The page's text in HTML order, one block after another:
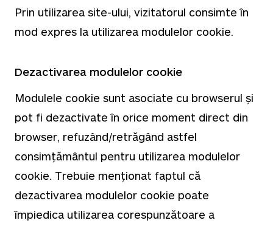
Prin utilizarea site-ului, vizitatorul consimte în
mod expres la utilizarea modulelor cookie.
Dezactivarea modulelor cookie
Modulele cookie sunt asociate cu browserul și
pot fi dezactivate în orice moment direct din
browser, refuzând/retrăgând astfel
consimțământul pentru utilizarea modulelor
cookie. Trebuie menționat faptul că
dezactivarea modulelor cookie poate
împiedica utilizarea corespunzătoare a